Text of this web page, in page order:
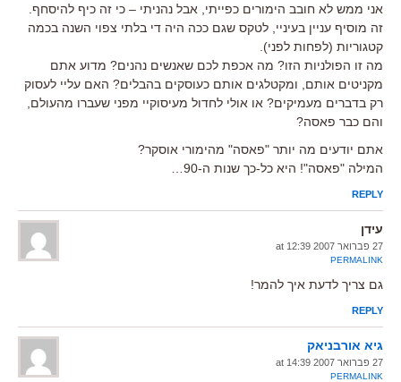
אני ממש לא חובב הימורים כפייתי, אבל נהניתי – כי זה כיף להיסחף.
זה מוסיף עניין בעיניי, לטקס שגם ככה היה די בלתי צפוי השנה בכמה
קטגוריות (לפחות לפני).
מה זו הפולניות הזו? מה אכפת לכם שאנשים נהנים? מדוע אתם
מקניטים אותם, ומקטלגים אותם כעוסקים בהבלים? האם עליי לעסוק
רק בדברים מעמיקים? או אולי לחדול מעיסוקיי מפני שעברו מהעולם,
והם כבר פאסה?
אתם יודעים מה יותר "פאסה" מהימורי אוסקר?
המילה "פאסה"! היא כל-כך שנות ה-90…
REPLY
עידן
27 פברואר 2007 at 12:39
PERMALINK
גם צריך לדעת איך להמר!
REPLY
גיא אורבניאק
27 פברואר 2007 at 14:39
PERMALINK